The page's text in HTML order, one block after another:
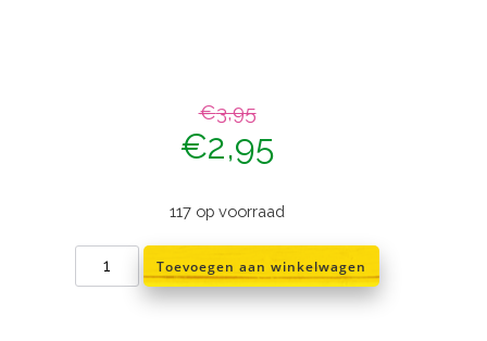
€3,95
Oorspronkelijke
was:
€3,95.
€2,95Huidige
is:
€2,95.
117 op voorraad
Tulp
blauw
Toevoegen aan winkelwagen